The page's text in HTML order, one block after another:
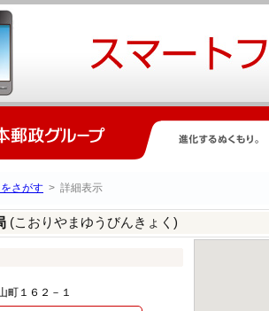
さがす > 詳細表示
(こおりやまゆうびんきょく)
町１６２－１